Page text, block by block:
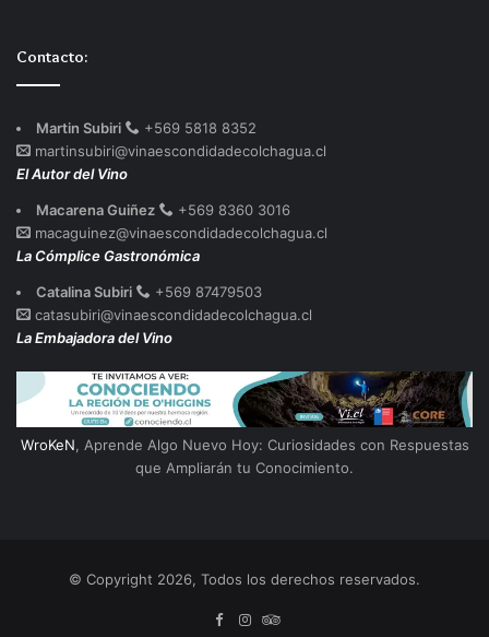
Contacto:
Martin Subiri
+569 5818 8352
martinsubiri@vinaescondidadecolchagua.cl
El Autor del Vino
Macarena Guiñez
+569 8360 3016
macaguinez@vinaescondidadecolchagua.cl
La Cómplice Gastronómica
Catalina Subiri
+569 87479503
catasubiri@vinaescondidadecolchagua.cl
La Embajadora del Vino
WroKeN, Aprende Algo Nuevo Hoy: Curiosidades con Respuestas
que Ampliarán tu Conocimiento.
© Copyright 2026, Todos los derechos reservados.